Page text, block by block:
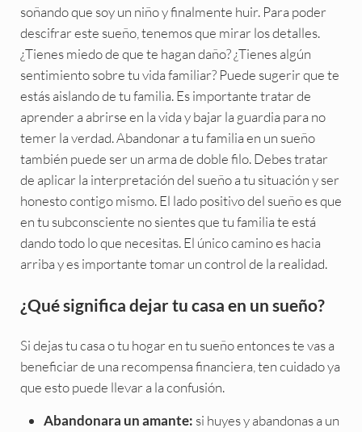
soñando que soy un niño y finalmente huir. Para poder
descifrar este sueño, tenemos que mirar los detalles.
¿Tienes miedo de que te hagan daño? ¿Tienes algún
sentimiento sobre tu vida familiar? Puede sugerir que te
estás aislando de tu familia. Es importante tratar de
aprender a abrirse en la vida y bajar la guardia para no
temer la verdad. Abandonar a tu familia en un sueño
también puede ser un arma de doble filo. Debes tratar
de aplicar la interpretación del sueño a tu situación y ser
honesto contigo mismo. El lado positivo del sueño es que
en tu subconsciente no sientes que tu familia te está
dando todo lo que necesitas. El único camino es hacia
arriba y es importante tomar un control de la realidad.
¿Qué significa dejar tu casa en un sueño?
Si dejas tu casa o tu hogar en tu sueño entonces te vas a
beneficiar de una recompensa financiera, ten cuidado ya
que esto puede llevar a la confusión.
Abandonara un amante: si huyes y abandonas a un